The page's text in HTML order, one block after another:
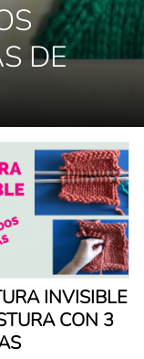
DE
INVISIBLE
CON 3